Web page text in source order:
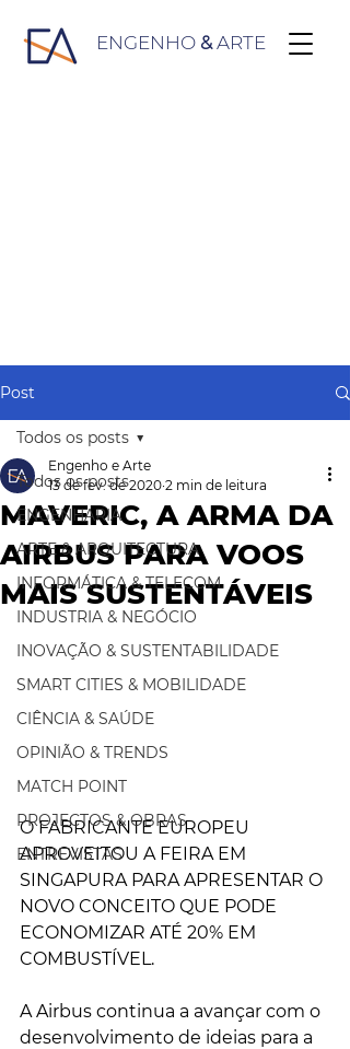
ENGENHO &ARTE
Post
Todos os posts
ENGENHARIA
ARTE & ARQUITECTURA
INFORMÁTICA & TELECOM
INDUSTRIA & NEGÓCIO
INOVAÇÃO & SUSTENTABILIDADE
SMART CITIES & MOBILIDADE
CIÊNCIA & SAÚDE
OPINIÃO & TRENDS
MATCH POINT
PROJECTOS & OBRAS
ENTREVISTAS
Todos os posts
MAVERIC, A ARMA DA
AIRBUS PARA VOOS
MAIS SUSTENTÁVEIS
Engenho e Arte
13 de fev. de 2020 2 min de leitura
O FABRICANTE EUROPEU
APROVEITOU A FEIRA EM
SINGAPURA PARA APRESENTAR O
NOVO CONCEITO QUE PODE
ECONOMIZAR ATÉ 20% EM
COMBUSTÍVEL.
A Airbus continua a avançar com o
desenvolvimento de ideias para a